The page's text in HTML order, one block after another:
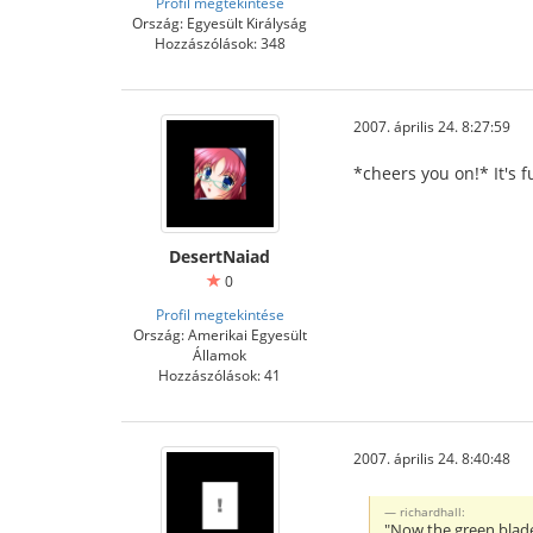
Ország: Egyesült Királyság
Hozzászólások: 348
DesertNaiad
0
Profil megtekintése
Ország: Amerikai Egyesült
Államok
Hozzászólások: 41
2007. április 24. 8:27:59
*cheers you on!* It's
2007. április 24. 8:40:48
richardhall: